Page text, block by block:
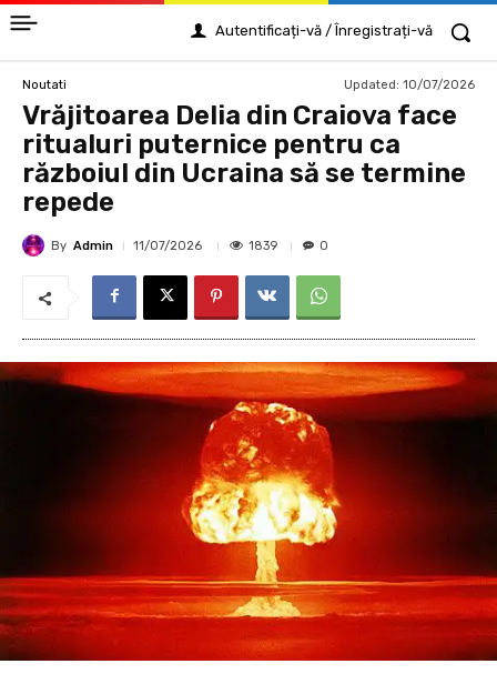
Autentificați-vă / Înregistrați-vă
Noutati Updated: 10/07/2026
Vrăjitoarea Delia din Craiova face
ritualuri puternice pentru ca
războiul din Ucraina să se termine
repede
By Admin 11/07/2026 1839 0